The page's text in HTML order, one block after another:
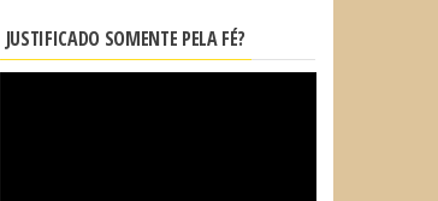
JUSTIFICADO SOMENTE PELA FÉ?